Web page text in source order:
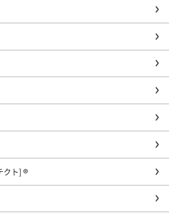
クト] ®